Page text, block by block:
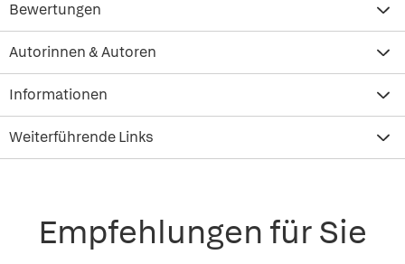
Bewertungen
Autorinnen & Autoren
Informationen
Weiterführende Links
Empfehlungen für Sie